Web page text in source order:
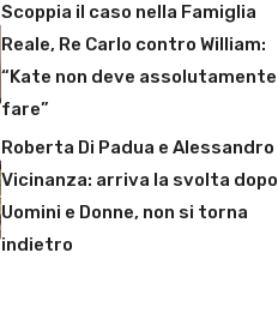
Scoppia il caso nella Famiglia
Reale, Re Carlo contro William:
“Kate non deve assolutamente
fare”
Roberta Di Padua e Alessandro
Vicinanza: arriva la svolta dopo
Uomini e Donne, non si torna
indietro